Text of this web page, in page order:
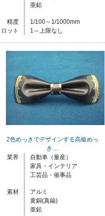
亜鉛
精度
1/100～1/1000mm
ロット
1～上限なし
2色めっきでデザインする高級めっ
き…
業界
自動車（量産）
家具・インテリア
工芸品・催事品
素材
アルミ
黄銅(真鍮)
亜鉛